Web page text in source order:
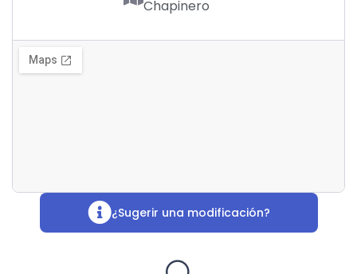
Chapinero
¿Sugerir una modificación?